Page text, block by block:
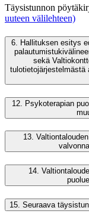
Täysistunnon
uuteen välilehteen)
6.
Hallituksen esitys
sekä
tulotietojärjestelmästä
12. Psykoterapian
13.
14.
15. Seuraava